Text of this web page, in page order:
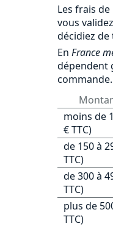
Les frais
vous
décidiez
En France
dépendent
commande.
moins de
€ TTC)
de 150 à
TTC)
de 300 à
TTC)
plus de
TTC)